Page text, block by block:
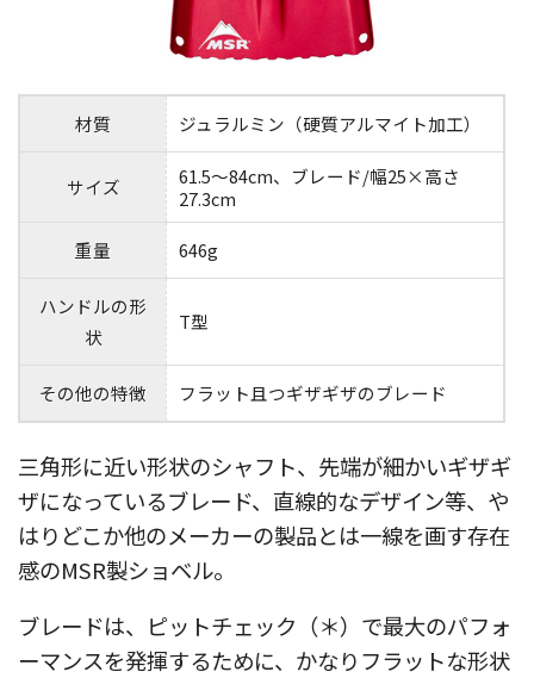
材質 ジュラルミン（硬質アルマイト加工）
サイズ
61.5〜84cm、ブレード/幅25×高さ
27.3cm
重量 646g
ハンドルの形
状
T型
その他の特徴 フラット且つギザギザのブレード
三角形に近い形状のシャフト、先端が細かいギザギ
ザになっているブレード、直線的なデザイン等、や
はりどこか他のメーカーの製品とは一線を画す存在
感のMSR製ショベル。
ブレードは、ピットチェック（＊）で最大のパフォ
ーマンスを発揮するために、かなりフラットな形状